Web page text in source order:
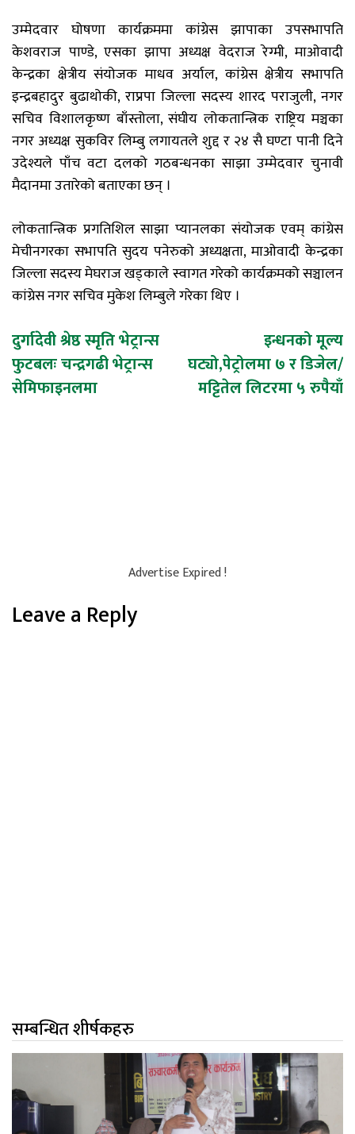
उम्मेदवार घोषणा कार्यक्रममा कांग्रेस झापाका उपसभापति
केशवराज पाण्डे, एसका झापा अध्यक्ष वेदराज रेग्मी, माओवादी
केन्द्रका क्षेत्रीय संयोजक माधव अर्याल, कांग्रेस क्षेत्रीय सभापति
इन्द्रबहादुर बुढाथोकी, राप्रपा जिल्ला सदस्य शारद पराजुली, नगर
सचिव विशालकृष्ण बाँस्तोला, संघीय लोकतान्त्रिक राष्ट्रिय मञ्चका
नगर अध्यक्ष सुकविर लिम्बु लगायतले शुद्द र २४ सै घण्टा पानी दिने
उदेश्यले पाँच वटा दलको गठबन्धनका साझा उम्मेदवार चुनावी
मैदानमा उतारेको बताएका छन् ।
लोकतान्त्रिक प्रगतिशिल साझा प्यानलका संयोजक एवम् कांग्रेस
मेचीनगरका सभापति सुदय पनेरुको अध्यक्षता, माओवादी केन्द्रका
जिल्ला सदस्य मेघराज खड्काले स्वागत गरेको कार्यक्रमको सञ्चालन
कांग्रेस नगर सचिव मुकेश लिम्बुले गरेका थिए ।
Post
navigation
दुर्गादेवी श्रेष्ठ स्मृति भेट्रान्स
फुटबलः चन्द्रगढी भेट्रान्स
सेमिफाइनलमा
इन्धनको मूल्य
घट्यो,पेट्रोलमा ७ र डिजेल/
मट्टितेल लिटरमा ५ रुपैयाँ
Advertise Expired !
Leave a Reply
सम्बन्धित शीर्षकहरु